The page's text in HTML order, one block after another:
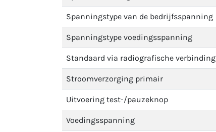
Spanningstype van de bedrijfsspanning
Spanningstype voedingsspanning
Standaard via radiografische verbinding
Stroomverzorging primair
Uitvoering test-/pauzeknop
Voedingsspanning